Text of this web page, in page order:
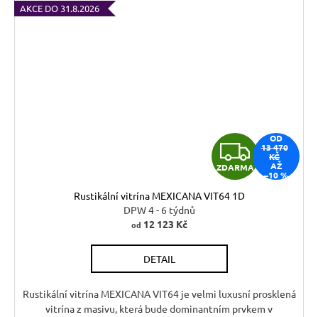
AKCE DO 31.8.2026
Z
D
A
ZDARMA
OD
13 470
KČ
AŽ
–10 %
Rustikální vitrína MEXICANA VIT64 1D
DPW 4 - 6 týdnů
od 12 123 Kč
DETAIL
Rustikální vitrína MEXICANA VIT64 je velmi luxusní prosklená
vitrína z masivu, která bude dominantním prvkem v